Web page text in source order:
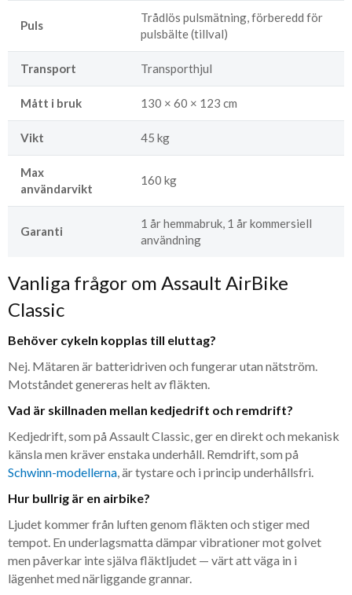
Puls
Trådlös pulsmätning, förberedd för
pulsbälte (tillval)
Transport Transporthjul
Mått i bruk 130 × 60 × 123 cm
Vikt 45 kg
Max
användarvikt
160 kg
Garanti
1 år hemmabruk, 1 år kommersiell
användning
Vanliga frågor om Assault AirBike
Classic
Behöver cykeln kopplas till eluttag?
Nej. Mätaren är batteridriven och fungerar utan nätström.
Motståndet genereras helt av fläkten.
Vad är skillnaden mellan kedjedrift och remdrift?
Kedjedrift, som på Assault Classic, ger en direkt och mekanisk
känsla men kräver enstaka underhåll. Remdrift, som på
Schwinn-modellerna, är tystare och i princip underhållsfri.
Hur bullrig är en airbike?
Ljudet kommer från luften genom fläkten och stiger med
tempot. En underlagsmatta dämpar vibrationer mot golvet
men påverkar inte själva fläktljudet — värt att väga in i
lägenhet med närliggande grannar.